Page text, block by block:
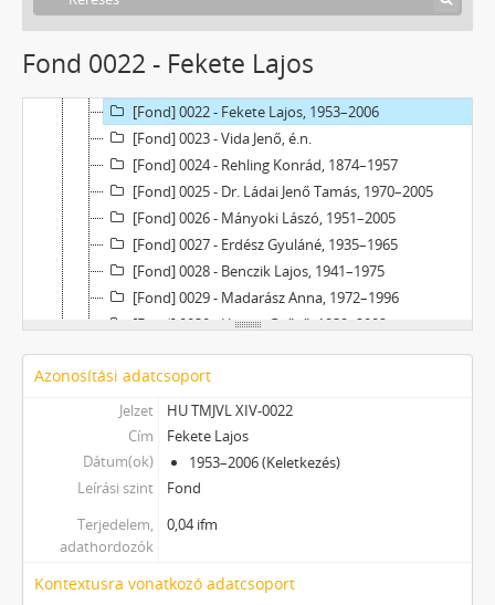
Fond 0022 - Fekete Lajos
[Fond] 0018 - Kemper Lajos honvéd, 1930–1953
[Fond] 0019 - Dévald László újságíró, é.n.
[Fond] 0020 - Megyeri Imréné sz. Bondor Erzsébet, é.n.
[Fond] 0021 - Ranzinger Vince, é.n.
[Fond] 0022 - Fekete Lajos, 1953–2006
[Fond] 0023 - Vida Jenő, é.n.
[Fond] 0024 - Rehling Konrád, 1874–1957
[Fond] 0025 - Dr. Ládai Jenő Tamás, 1970–2005
[Fond] 0026 - Mányoki Lászó, 1951–2005
[Fond] 0027 - Erdész Gyuláné, 1935–1965
[Fond] 0028 - Benczik Lajos, 1941–1975
[Fond] 0029 - Madarász Anna, 1972–1996
[Fond] 0030 - Hubay Győző, 1939–2002
[Fond] 0031 - Gömbkötő Gábor, 1957–1989
[Fond] 0032 - Jusztin Tibor, 1967–2000
[Fond] 0033 - Takács Tihamér, 1955–1990
[Fond] 0034 - Csóka István, 1907–2006
[Fond] 0035 - Lois Viktor, 1931–1997
[Fond] 0036 - Mórocz József, 1954–1957
[Fond] 0038 - Császár Ferenc, 1916–1918
[Fond] 0040 - Halász István munkásőr parancsnok iratai, 1970-1990
Azonosítási adatcsoport
Jelzet
HU TMJVL XIV-0022
Cím
Fekete Lajos
Dátum(ok)
1953–2006 (Keletkezés)
Leírási szint
Fond
Terjedelem,
adathordozók
0,04 ifm
Kontextusra vonatkozó adatcsoport